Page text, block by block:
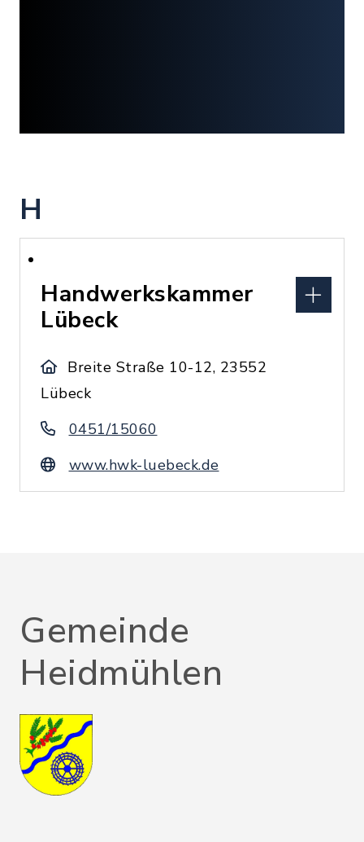
H
Handwerkskammer
Lübeck
Breite Straße 10-12, 23552
Lübeck
0451/15060
www.hwk-luebeck.de
Gemeinde
Heidmühlen